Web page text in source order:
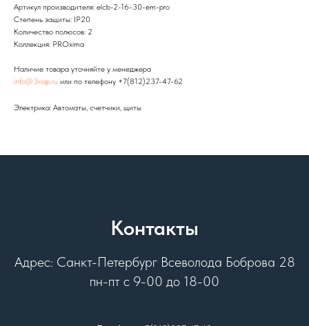
Артикул производителя: elcb-2-16-30-em-pro
Степень защиты: IP20
Количество полюсов: 2
Коллекция: PROxima
Наличие товара уточняйте у менеджера
info@3nap.ru или по телефону +7(812)237-47-62
Электрика: Автоматы, счетчики, щиты
Контакты
Адрес: Санкт-Петербург Всеволода Боброва 28
пн-пт с 9-00 до 18-00